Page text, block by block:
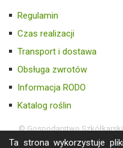
Regulamin
Czas realizacji
Transport i dostawa
Obsługa zwrotów
Informacja RODO
Katalog roślin
© Gospodarstwo
Ta strona wykorzystuje